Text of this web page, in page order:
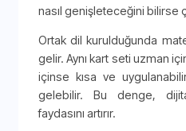
nasıl genişleteceğini bilirse
Ortak dil kurulduğunda
gelir. Aynı kart seti uzman
içinse kısa ve
gelebilir. Bu denge,
faydasını artırır.